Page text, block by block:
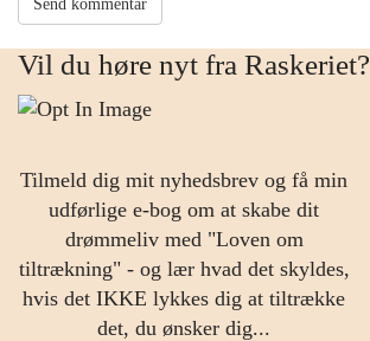
Vil du høre nyt fra Raskeriet?
Tilmeld dig mit nyhedsbrev og få min
udførlige e-bog om at skabe dit
drømmeliv med "Loven om
tiltrækning" - og lær hvad det skyldes,
hvis det IKKE lykkes dig at tiltrække
det, du ønsker dig...